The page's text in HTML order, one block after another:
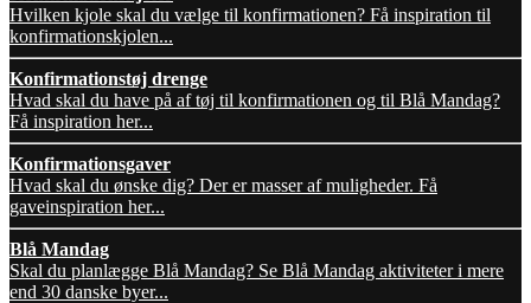
Hvilken kjole skal du vælge til konfirmationen? Få inspiration til
konfirmationskjolen...
Konfirmationstøj drenge
Hvad skal du have på af tøj til konfirmationen og til Blå Mandag?
Få inspiration her...
Konfirmationsgaver
Hvad skal du ønske dig? Der er masser af muligheder. Få
gaveinspiration her...
Blå Mandag
Skal du planlægge Blå Mandag? Se Blå Mandag aktiviteter i mere
end 30 danske byer...